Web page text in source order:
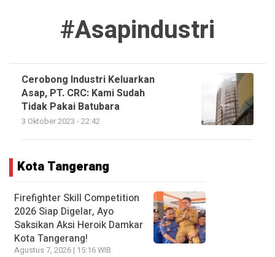
#asapindustri
Cerobong Industri Keluarkan
Asap, PT. CRC: Kami Sudah
Tidak Pakai Batubara
3 Oktober 2023 - 22:42
Kota Tangerang
Firefighter Skill Competition
2026 Siap Digelar, Ayo
Saksikan Aksi Heroik Damkar
Kota Tangerang!
Agustus 7, 2026 | 15:16 WIB